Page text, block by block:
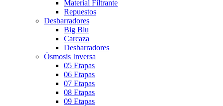
Material Filtrante
Repuestos
Desbarradores
Big Blu
Carcaza
Desbarradores
Ósmosis Inversa
05 Etapas
06 Etapas
07 Etapas
08 Etapas
09 Etapas